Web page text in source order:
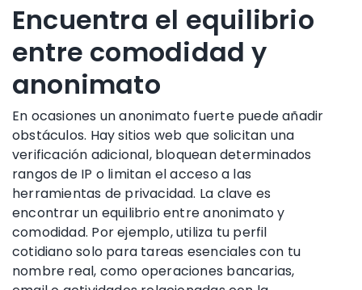
Encuentra el equilibrio
entre comodidad y
anonimato
En ocasiones un anonimato fuerte puede añadir
obstáculos. Hay sitios web que solicitan una
verificación adicional, bloquean determinados
rangos de IP o limitan el acceso a las
herramientas de privacidad. La clave es
encontrar un equilibrio entre anonimato y
comodidad. Por ejemplo, utiliza tu perfil
cotidiano solo para tareas esenciales con tu
nombre real, como operaciones bancarias,